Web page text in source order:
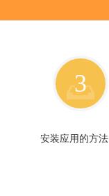
3
安装应用的方法